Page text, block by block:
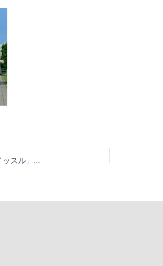
【NEWS】〜11/3(月・祝) +d 「カナリアホイッスル」展示中！＠21_21 DESIGN SIGHT